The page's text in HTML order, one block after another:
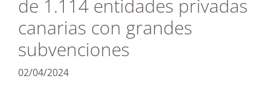
de 1.114 entidades privadas
canarias con grandes
subvenciones
02/04/2024